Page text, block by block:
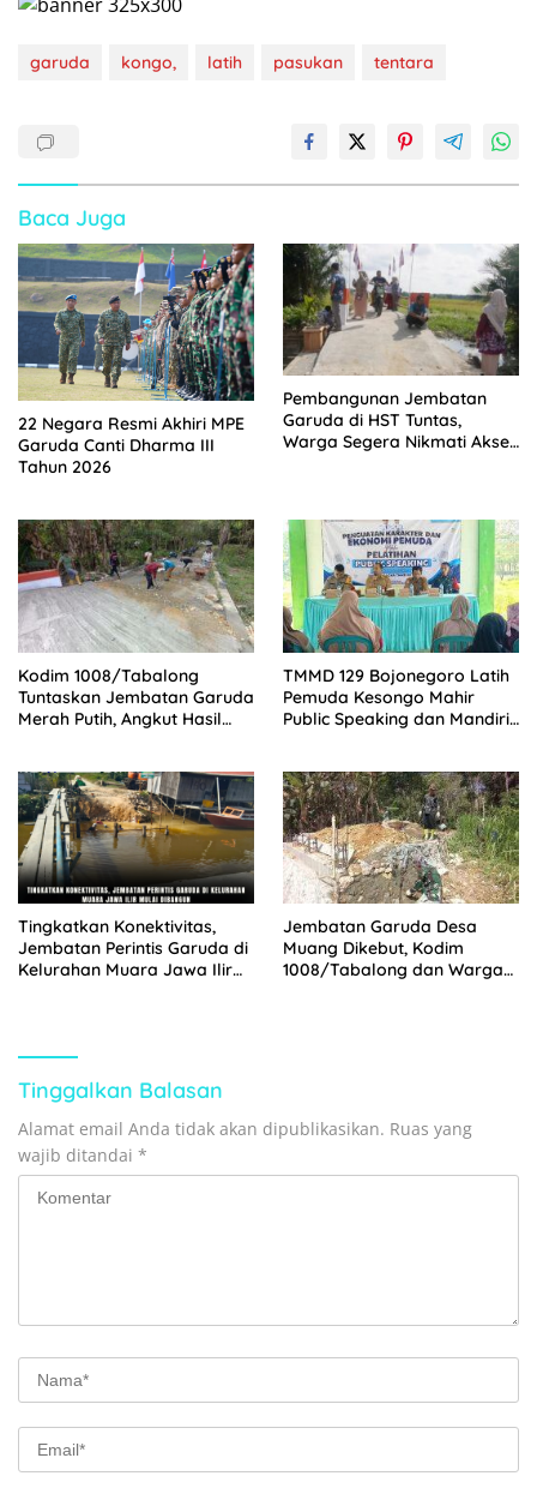
garuda kongo, latih pasukan tentara
Baca Juga
22 Negara Resmi Akhiri MPE
Garuda Canti Dharma III
Tahun 2026
Pembangunan Jembatan
Garuda di HST Tuntas,
Warga Segera Nikmati Akses
Kodim 1008/Tabalong
Tuntaskan Jembatan Garuda
Merah Putih, Angkut Hasil
TMMD 129 Bojonegoro Latih
Pemuda Kesongo Mahir
Public Speaking dan Mandiri
Tingkatkan Konektivitas,
Jembatan Perintis Garuda di
Kelurahan Muara Jawa Ilir
Jembatan Garuda Desa
Muang Dikebut, Kodim
1008/Tabalong dan Warga
Tinggalkan Balasan
Alamat email Anda tidak akan dipublikasikan. Ruas yang
wajib ditandai *